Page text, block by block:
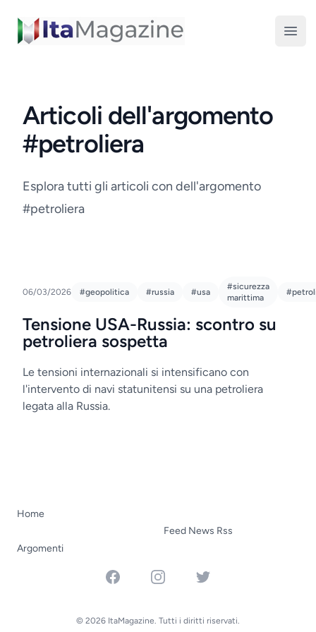
ItaMagazine
Articoli dell'argomento
#petroliera
Esplora tutti gli articoli con dell'argomento
#petroliera
06/03/2026 #geopolitica #russia #usa
#sicurezza
marittima
Tensione USA-Russia: scontro su
petroliera sospetta
Le tensioni internazionali si intensificano con
l'intervento di navi statunitensi su una petroliera
legata alla Russia.
Home
Argomenti
Feed News Rss
FacebookInstagramTwitter
© 2026 ItaMagazine. Tutti i diritti riservati.